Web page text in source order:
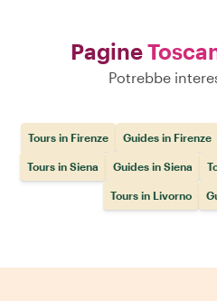
Pagine
Potrebbe
Tours in Firenze Guides in Firenze
Tours in Siena Guides in Siena
Tours in Livorno